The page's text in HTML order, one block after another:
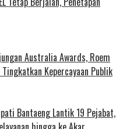
Australia Awards, Roem
Kepercayaan Publik
Bantaeng Lantik 19 Pejabat,